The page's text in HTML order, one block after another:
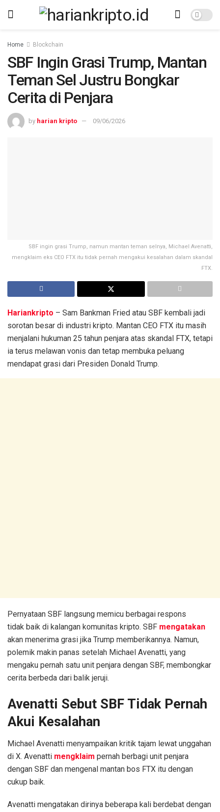
Home Blockchain
SBF Ingin Grasi Trump, Mantan
Teman Sel Justru Bongkar
Cerita di Penjara
by harian kripto 09/06/2026
SBF ingin grasi Trump, namun mantan teman selnya, Michael Avenatti,
mengklaim eks CEO FTX itu tidak pernah mengakui kesalahan dalam skandal
FTX.
Hariankripto – Sam Bankman Fried atau SBF kembali jadi
sorotan besar di industri kripto. Mantan CEO FTX itu masih
menjalani hukuman 25 tahun penjara atas skandal FTX, tetapi
ia terus melawan vonis dan tetap membuka peluang
mendapat grasi dari Presiden Donald Trump.
Pernyataan SBF langsung memicu berbagai respons
tidak baik di kalangan komunitas kripto. SBF mengatakan
akan menerima grasi jika Trump memberikannya. Namun,
polemik makin panas setelah Michael Avenatti, yang
mengaku pernah satu unit penjara dengan SBF, membongkar
cerita berbeda dari balik jeruji.
Avenatti Sebut SBF Tidak Pernah
Akui Kesalahan
Michael Avenatti menyampaikan kritik tajam lewat unggahan
di X. Avenatti mengklaim pernah berbagi unit penjara
dengan SBF dan mengenal mantan bos FTX itu dengan
cukup baik.
Avenatti mengatakan dirinya beberapa kali berdebat dengan